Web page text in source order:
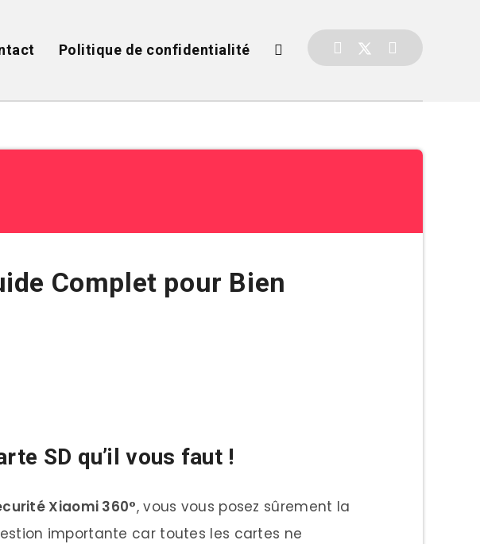
Politique de confidentialité
Complet pour Bien
SD qu’il vous faut !
Xiaomi 360°, vous vous posez sûrement la
importante car toutes les cartes ne